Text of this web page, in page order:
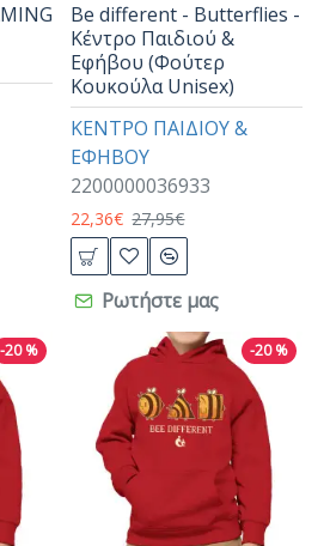
ΚΕΝΤΡΟ ΠΑΙΔΙΟΥ &
ΕΦΗΒΟΥ
2200000036933
Be different - Butterflies -
Κέντρο Παιδιού &
Εφήβου (Φούτερ
Κουκούλα Unisex)
22,36€ 27,95€
Ρωτήστε μας
-20 % -20 %